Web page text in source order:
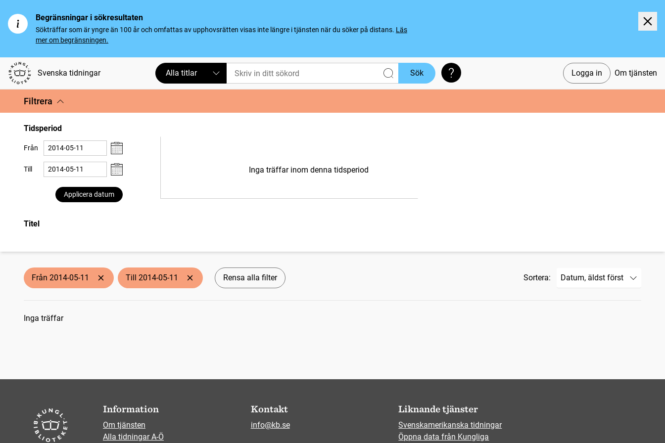
Begränsningar i sökresultaten
Sökträffar som är yngre än 100 år och omfattas av upphovsrätten visas inte längre i tjänsten när du söker på distans. Läs
mer om begränsningen.
Svenska tidningar Logga in Om tjänsten
Alla titlar Sök Söktips
Filtrera
Tidsperiod
Från
Till
Applicera datum
Inga träffar inom denna tidsperiod
Titel
Från 2014-05-11 Till 2014-05-11 Rensa alla filter Sortera:
Sökresultat
Inga träffar
Information
Om tjänsten
Alla tidningar A-Ö
Kontakt
info@kb.se
Liknande tjänster
Svenskamerikanska tidningar
Öppna data från Kungliga